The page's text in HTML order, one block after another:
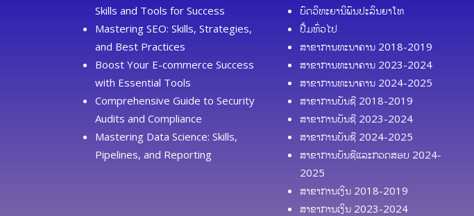
Skills and Tools for Success
Mastering SEO: Skills, Strategies,
and Best Practices
Boost Your E-commerce Success
with Essential Tools
Comprehensive Guide to Security
Audits and Compliance
Mastering Data Science: Skills,
Pipelines, and Reporting
ບົດວິທະຍານິພົນປະລິນຍາໂທ
ປື້ມທົ່ວໄປ
ສາຂາການທະນາຄານ 2018-2019
ສາຂາການທະນາຄານ 2023-2024
ສາຂາການທະນາຄານ 2024-2025
ສາຂາການບັນຊີ 2018-2019
ສາຂາການບັນຊີ 2023-2024
ສາຂາການບັນຊີ 2024-2025
ສາຂາການບັນຊີແລະກວດສອບ 2024-
2025
ສາຂາການເງິນ 2018-2019
ສາຂາການເງິນ 2023-2024